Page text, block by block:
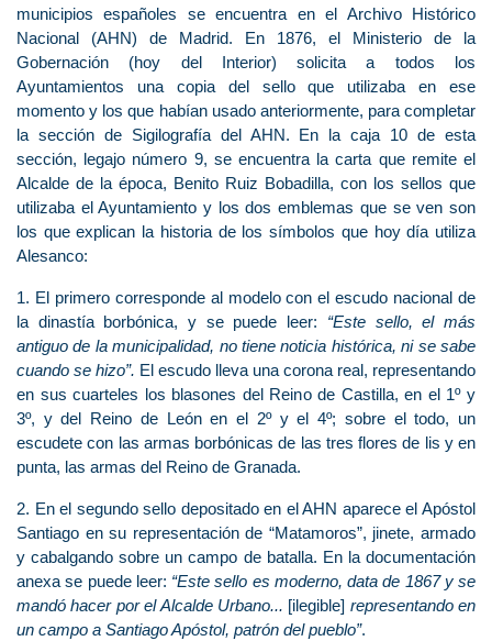
municipios españoles se encuentra en el Archivo Histórico
Nacional (AHN) de Madrid. En 1876, el Ministerio de la
Gobernación (hoy del Interior) solicita a todos los
Ayuntamientos una copia del sello que utilizaba en ese
momento y los que habían usado anteriormente, para completar
la sección de Sigilografía del AHN. En la caja 10 de esta
sección, legajo número 9, se encuentra la carta que remite el
Alcalde de la época, Benito Ruiz Bobadilla, con los sellos que
utilizaba el Ayuntamiento y los dos emblemas que se ven son
los que explican la historia de los símbolos que hoy día utiliza
Alesanco:
1. El primero corresponde al modelo con el escudo nacional de
la dinastía borbónica, y se puede leer: “Este sello, el más
antiguo de la municipalidad, no tiene noticia histórica, ni se sabe
cuando se hizo”. El escudo lleva una corona real, representando
en sus cuarteles los blasones del Reino de Castilla, en el 1º y
3º, y del Reino de León en el 2º y el 4º; sobre el todo, un
escudete con las armas borbónicas de las tres flores de lis y en
punta, las armas del Reino de Granada.
2. En el segundo sello depositado en el AHN aparece el Apóstol
Santiago en su representación de “Matamoros”, jinete, armado
y cabalgando sobre un campo de batalla. En la documentación
anexa se puede leer: “Este sello es moderno, data de 1867 y se
mandó hacer por el Alcalde Urbano... [ilegible] representando en
un campo a Santiago Apóstol, patrón del pueblo”.